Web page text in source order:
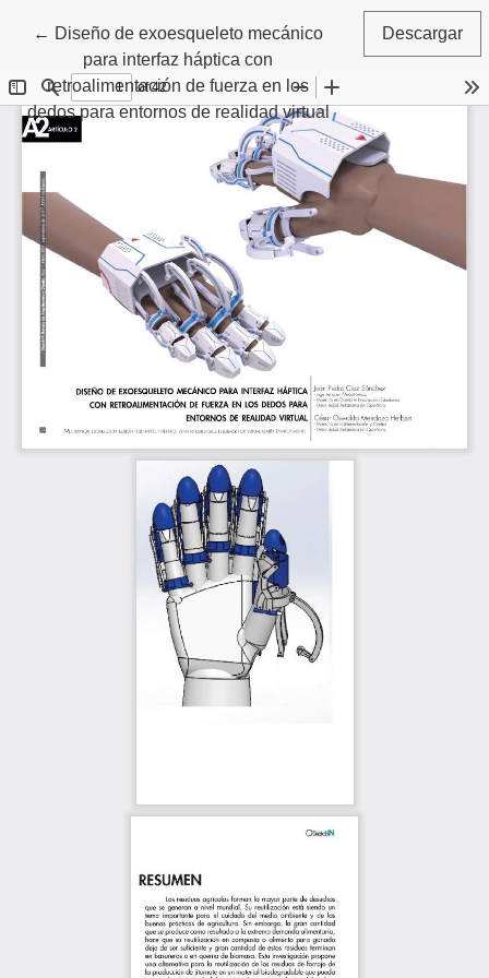
← Volver a los detalles del artículo
Diseño de exoesqueleto mecánico
para interfaz háptica con
retroalimentación de fuerza en los
dedos para entornos de realidad virtual
Descargar